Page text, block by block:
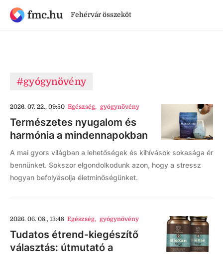
fmc.hu Fehérvár összeköt
#gyógynövény
2026. 07. 22., 09:50 Egészség, gyógynövény
Természetes nyugalom és
harmónia a mindennapokban
A mai gyors világban a lehetőségek és kihívások sokasága ér
bennünket. Sokszor elgondolkodunk azon, hogy a stressz
hogyan befolyásolja életminőségünket.
2026. 06. 08., 13:48 Egészség, gyógynövény
Tudatos étrend-kiegészítő
választás: útmutató a